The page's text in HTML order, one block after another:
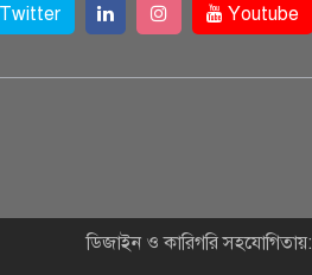
Twitter Youtube
ডিজাইন ও কারিগরি সহযোগিতায়: